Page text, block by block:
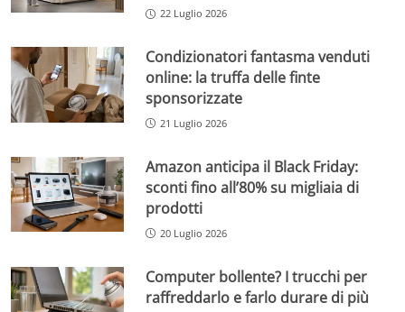
22 Luglio 2026
Condizionatori fantasma venduti
online: la truffa delle finte
sponsorizzate
21 Luglio 2026
Amazon anticipa il Black Friday:
sconti fino all’80% su migliaia di
prodotti
20 Luglio 2026
Computer bollente? I trucchi per
raffreddarlo e farlo durare di più